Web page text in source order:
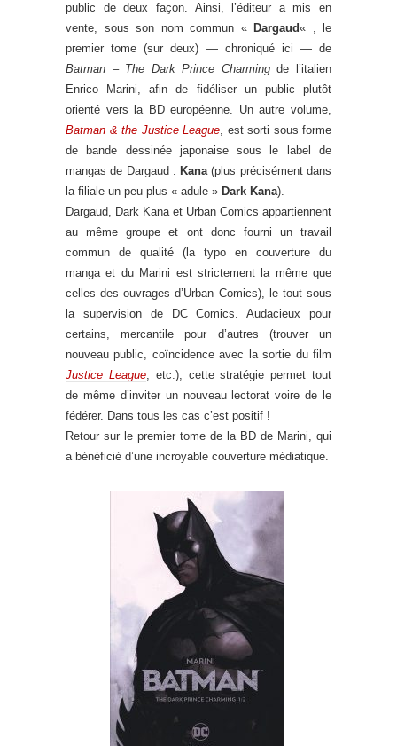
public de deux façon. Ainsi, l’éditeur a mis en
vente, sous son nom commun « Dargaud« , le
premier tome (sur deux) — chroniqué ici — de
Batman – The Dark Prince Charmingde l’italien
Enrico Marini, afin de fidéliser un public plutôt
orienté vers la BD européenne. Un autre volume,
Batman & the Justice League, est sorti sous forme
de bande dessinée japonaise sous le label de
mangas de Dargaud : Kana(plus précisément dans
la filiale un peu plus « adule » Dark Kana).
Dargaud, Dark Kana et Urban Comics appartiennent
au même groupe et ont donc fourni un travail
commun de qualité (la typo en couverture du
manga et du Marini est strictement la même que
celles des ouvrages d’Urban Comics), le tout sous
la supervision de DC Comics. Audacieux pour
certains, mercantile pour d’autres (trouver un
nouveau public, coïncidence avec la sortie du film
Justice League, etc.), cette stratégie permet tout
de même d’inviter un nouveau lectorat voire de le
fédérer. Dans tous les cas c’est positif !
Retour sur le premier tome de la BD de Marini, qui
a bénéficié d’une incroyable couverture médiatique.